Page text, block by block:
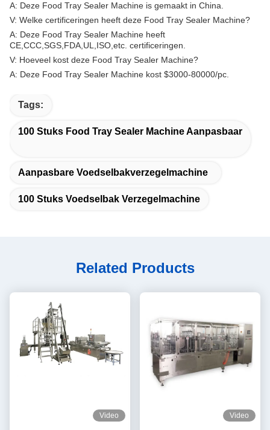
A: Deze Food Tray Sealer Machine is gemaakt in China.
V: Welke certificeringen heeft deze Food Tray Sealer Machine?
A: Deze Food Tray Sealer Machine heeft
CE,CCC,SGS,FDA,UL,ISO,etc. certificeringen.
V: Hoeveel kost deze Food Tray Sealer Machine?
A: Deze Food Tray Sealer Machine kost $3000-80000/pc.
Tags:
100 Stuks Food Tray Sealer Machine Aanpasbaar
Aanpasbare Voedselbakverzegelmachine
100 Stuks Voedselbak Verzegelmachine
Related Products
Video Video